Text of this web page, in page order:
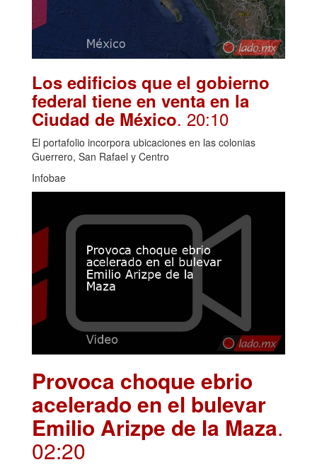
Los edificios que el gobierno
federal tiene en venta en la
Ciudad de México. 20:10
El portafolio incorpora ubicaciones en las colonias
Guerrero, San Rafael y Centro
Infobae
Provoca choque ebrio
acelerado en el bulevar
Emilio Arizpe de la Maza.
02:20